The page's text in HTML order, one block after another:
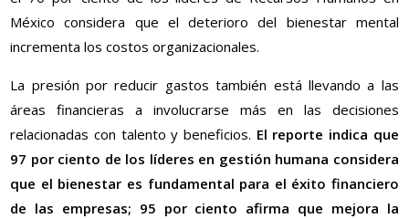
México considera que el deterioro del bienestar mental
incrementa los costos organizacionales.
La presión por reducir gastos también está llevando a las
áreas financieras a involucrarse más en las decisiones
relacionadas con talento y beneficios. El reporte indica que
97 por ciento de los líderes en gestión humana considera
que el bienestar es fundamental para el éxito financiero
de las empresas; 95 por ciento afirma que mejora la